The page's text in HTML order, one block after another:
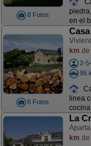
8 Fotos
en el
8 Fotos
km de
2-
95
linea
La
km de